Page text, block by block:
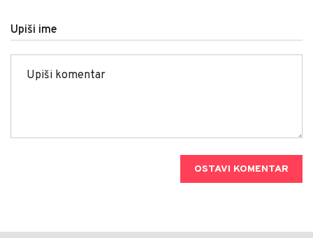
Upiši ime
OSTAVI KOMENTAR